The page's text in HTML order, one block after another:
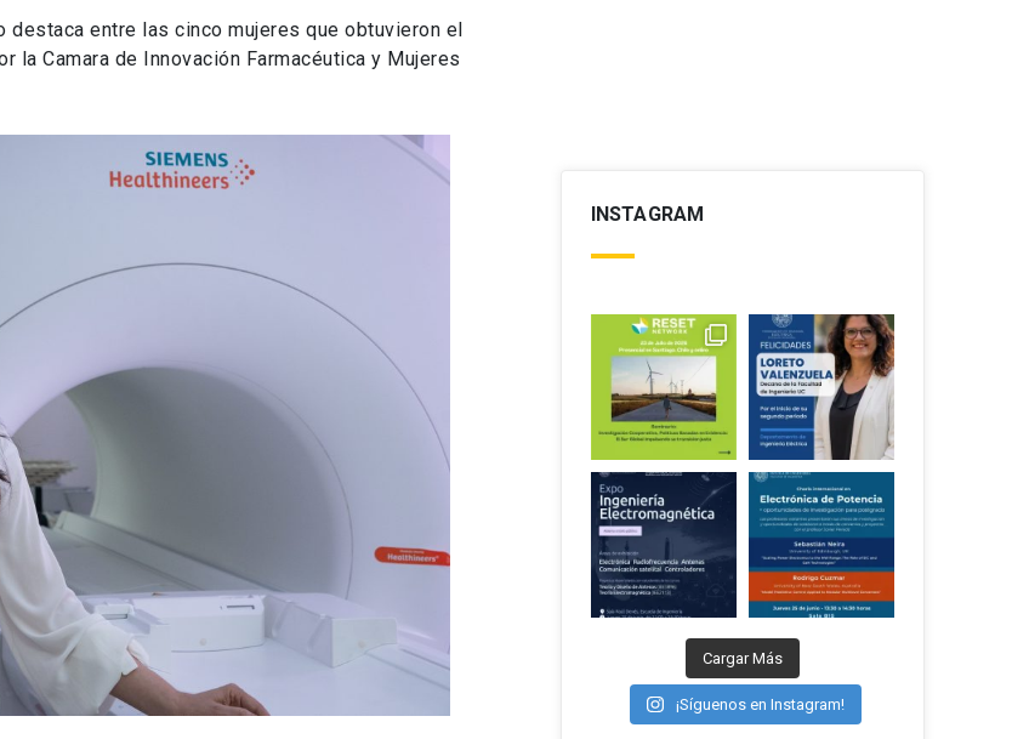
entre las cinco mujeres que obtuvieron el
la Camara de Innovación Farmacéutica y Mujeres
INSTAGRAM
Cargar Más
¡Síguenos en Instagram!